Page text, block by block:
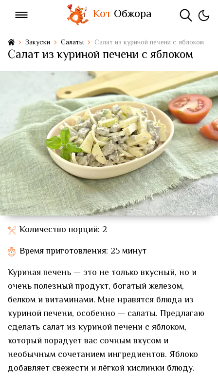
КотОбжора
Закуски Салаты Салат из куриной печени с яблоком
Салат из куриной печени с яблоком
Количество порций: 2
Время приготовления: 25 минут
Куриная печень — это не только вкусный, но и
очень полезный продукт, богатый железом,
белком и витаминами. Мне нравятся блюда из
куриной печени, особенно — салаты. Предлагаю
сделать салат из куриной печени с яблоком,
который порадует вас сочным вкусом и
необычным сочетанием ингредиентов. Яблоко
добавляет свежести и лёгкой кислинки блюду.